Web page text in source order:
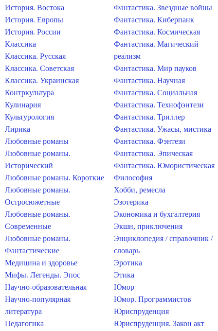
История. Востока
История. Европы
История. России
Классика
Классика. Русская
Классика. Советская
Классика. Украинская
Контркультура
Кулинария
Культурология
Лирика
Любовные романы
Любовные романы.
Исторический
Любовные романы. Короткие
Любовные романы.
Остросюжетные
Любовные романы.
Современные
Любовные романы.
Фантастические
Медицина и здоровье
Мифы. Легенды. Эпос
Научно-образовательная
Научно-популярная
литература
Педагогика
Фантастика. Звездные войны
Фантастика. Киберпанк
Фантастика. Космическая
Фантастика. Магический
реализм
Фантастика. Мир пауков
Фантастика. Научная
Фантастика. Социальная
Фантастика. Технофэнтези
Фантастика. Триллер
Фантастика. Ужасы, мистика
Фантастика. Фэнтези
Фантастика. Эпическая
Фантастика. Юмористическая
Философия
Хобби, ремесла
Эзотерика
Экономика и бухгалтерия
Экшн, приключения
Энциклопедия / справочник /
словарь
Эротика
Этика
Юмор
Юмор. Программистов
Юриспруденция
Юриспруденция. Закон акт